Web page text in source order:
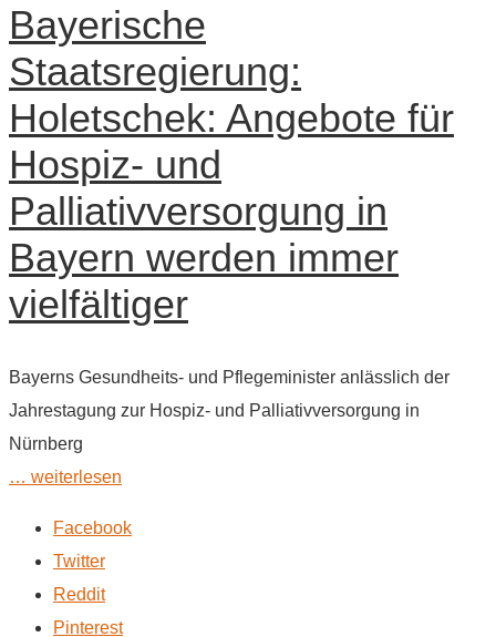
Bayerische
Staatsregierung:
Holetschek: Angebote für
Hospiz- und
Palliativversorgung in
Bayern werden immer
vielfältiger
Bayerns Gesundheits- und Pflegeminister anlässlich der
Jahrestagung zur Hospiz- und Palliativversorgung in
Nürnberg
… weiterlesen
Facebook
Twitter
Reddit
Pinterest